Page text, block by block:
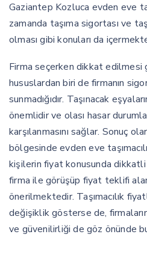
Gaziantep Kozluca evden eve
zamanda taşıma sigortası ve
olması gibi konuları da
Firma seçerken dikkat edilmesi
hususlardan biri de firmanın
sunmadığıdır. Taşınacak
önemlidir ve olası hasar
karşılanmasını sağlar. Sonuç
bölgesinde evden eve
kişilerin fiyat konusunda
firma ile görüşüp fiyat teklifi
önerilmektedir. Taşımacılık
değişiklik gösterse de,
ve güvenilirliği de göz önünde